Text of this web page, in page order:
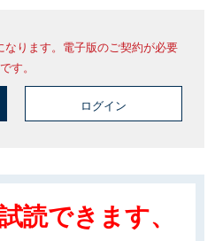
ります。電子版のご契約が必要
です。
ログイン
読できます、